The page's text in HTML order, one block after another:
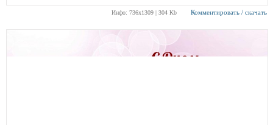
Инфо: 736х1309 | 304 Kb Комментировать / скачать